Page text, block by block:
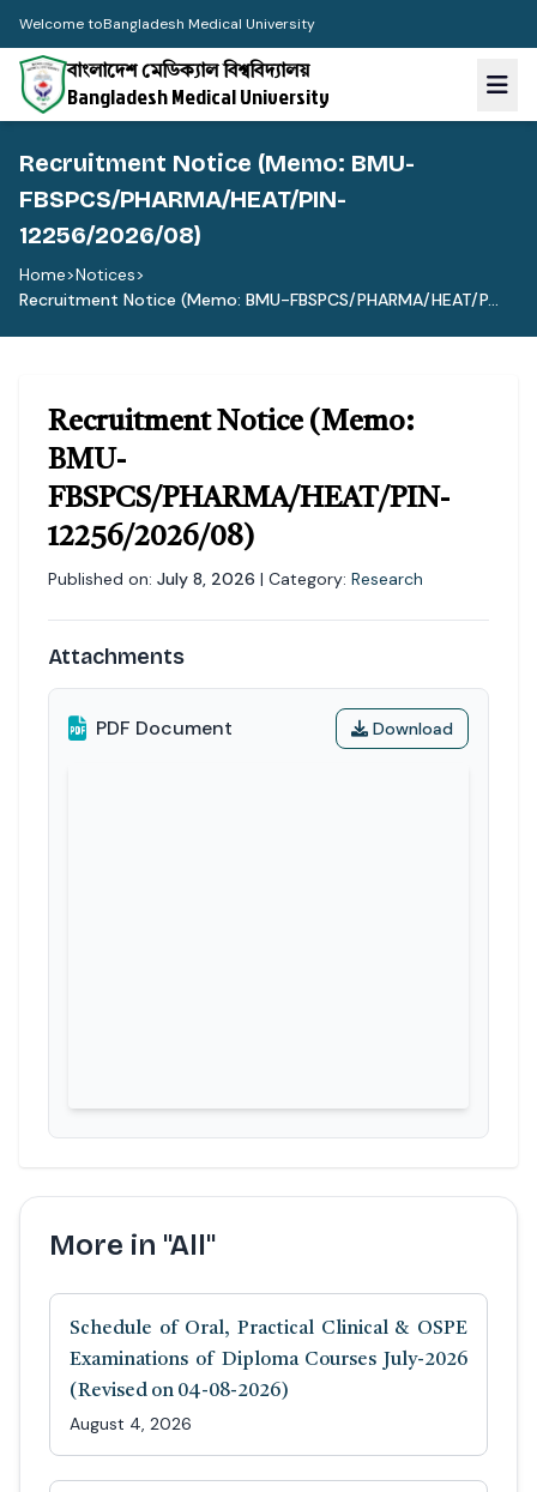
Welcome toBangladesh Medical University
বাংলাদেশ মেডিক্যাল বিশ্ববিদ্যালয়
Bangladesh Medical University
Recruitment Notice (Memo: BMU-
FBSPCS/PHARMA/HEAT/PIN-
12256/2026/08)
Home>Notices>
Recruitment Notice (Memo: BMU-FBSPCS/PHARMA/HEAT/P...
Recruitment Notice (Memo:
BMU-
FBSPCS/PHARMA/HEAT/PIN-
12256/2026/08)
Published on: July 8, 2026 | Category: Research
Attachments
PDF Document Download
More in "All"
Schedule of Oral, Practical Clinical & OSPE
Examinations of Diploma Courses July-2026
(Revised on 04-08-2026)
August 4, 2026